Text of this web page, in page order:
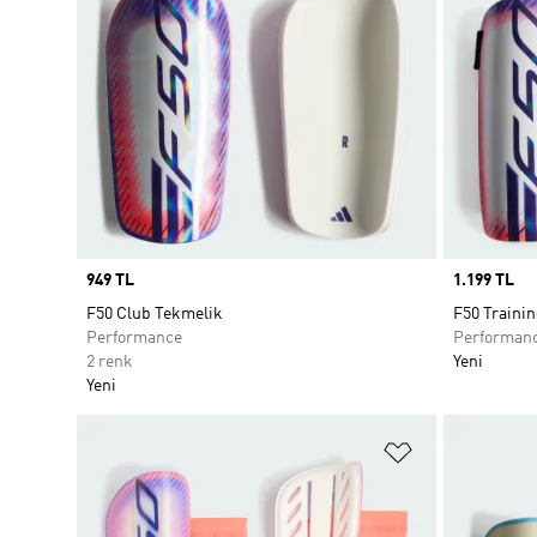
Price
949 TL
F50 Club Tekmelik
Performance
2 renk
Yeni
Price
1.199 TL
F50
Yeni